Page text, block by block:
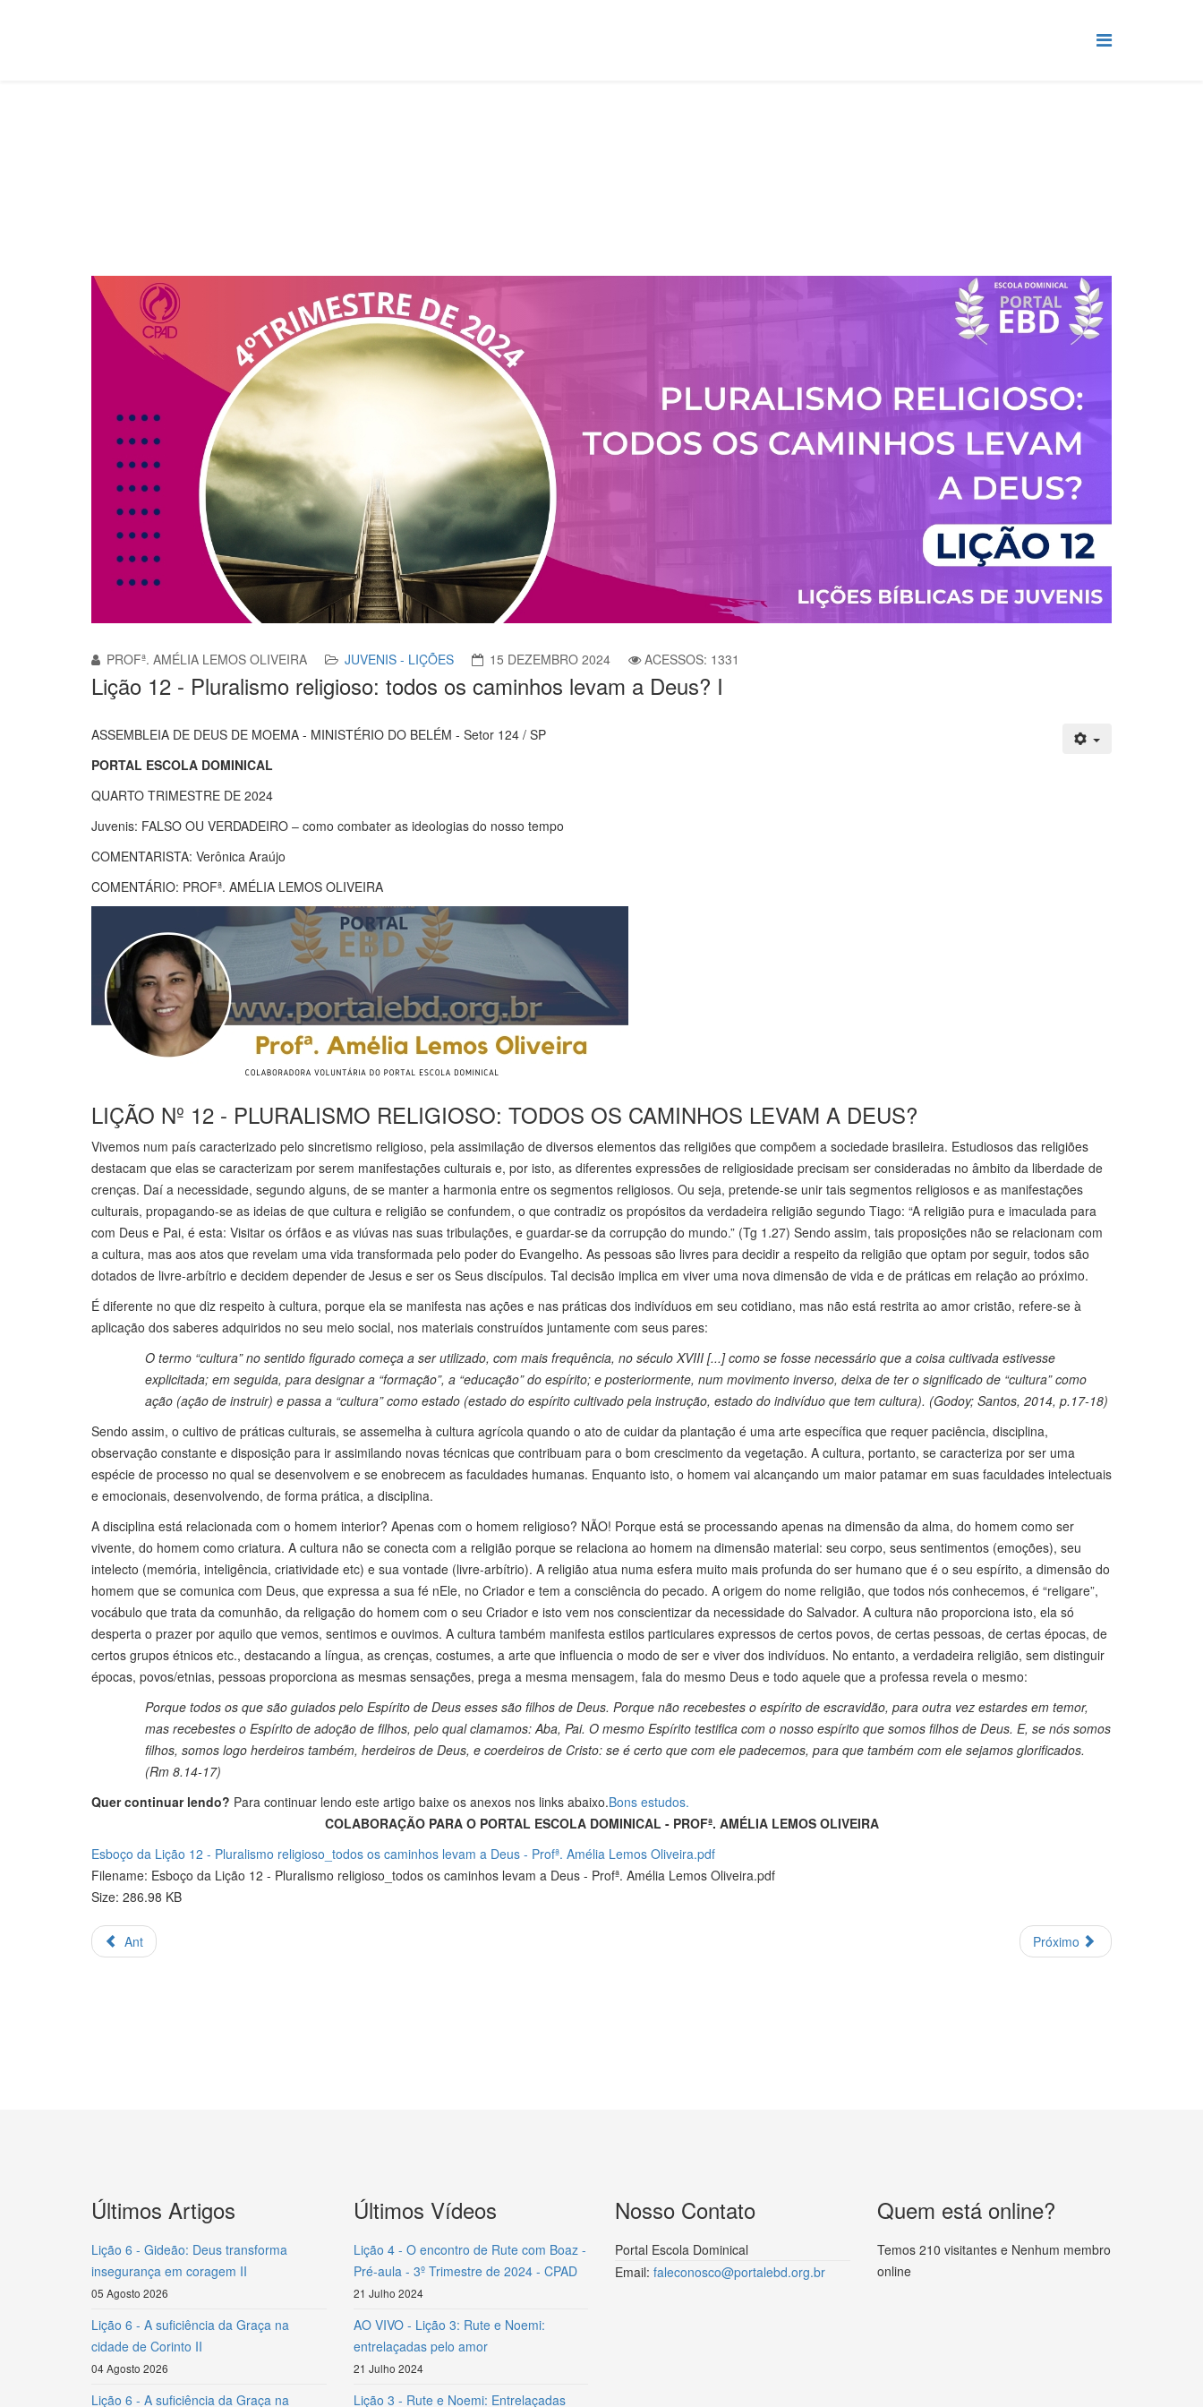
PROFª. AMÉLIA LEMOS OLIVEIRA JUVENIS - LIÇÕES 15 DEZEMBRO 2024 ACESSOS: 1331
Lição 12 - Pluralismo religioso: todos os caminhos levam a Deus? I
ASSEMBLEIA DE DEUS DE MOEMA - MINISTÉRIO DO BELÉM - Setor 124 / SP
PORTAL ESCOLA DOMINICAL
QUARTO TRIMESTRE DE 2024
Juvenis: FALSO OU VERDADEIRO – como combater as ideologias do nosso tempo
COMENTARISTA: Verônica Araújo
COMENTÁRIO: PROFª. AMÉLIA LEMOS OLIVEIRA
LIÇÃO Nº 12 - PLURALISMO RELIGIOSO: TODOS OS CAMINHOS LEVAM A DEUS?
Vivemos num país caracterizado pelo sincretismo religioso, pela assimilação de diversos elementos das religiões que compõem a sociedade brasileira. Estudiosos das religiões
destacam que elas se caracterizam por serem manifestações culturais e, por isto, as diferentes expressões de religiosidade precisam ser consideradas no âmbito da liberdade de
crenças. Daí a necessidade, segundo alguns, de se manter a harmonia entre os segmentos religiosos. Ou seja, pretende-se unir tais segmentos religiosos e as manifestações
culturais, propagando-se as ideias de que cultura e religião se confundem, o que contradiz os propósitos da verdadeira religião segundo Tiago: “A religião pura e imaculada para
com Deus e Pai, é esta: Visitar os órfãos e as viúvas nas suas tribulações, e guardar-se da corrupção do mundo.” (Tg 1.27) Sendo assim, tais proposições não se relacionam com
a cultura, mas aos atos que revelam uma vida transformada pelo poder do Evangelho. As pessoas são livres para decidir a respeito da religião que optam por seguir, todos são
dotados de livre-arbítrio e decidem depender de Jesus e ser os Seus discípulos. Tal decisão implica em viver uma nova dimensão de vida e de práticas em relação ao próximo.
É diferente no que diz respeito à cultura, porque ela se manifesta nas ações e nas práticas dos indivíduos em seu cotidiano, mas não está restrita ao amor cristão, refere-se à
aplicação dos saberes adquiridos no seu meio social, nos materiais construídos juntamente com seus pares:
O termo “cultura” no sentido figurado começa a ser utilizado, com mais frequência, no século XVIII [...] como se fosse necessário que a coisa cultivada estivesse
explicitada; em seguida, para designar a “formação”, a “educação” do espírito; e posteriormente, num movimento inverso, deixa de ter o significado de “cultura” como
ação (ação de instruir) e passa a “cultura” como estado (estado do espírito cultivado pela instrução, estado do indivíduo que tem cultura). (Godoy; Santos, 2014, p.17-18)
Sendo assim, o cultivo de práticas culturais, se assemelha à cultura agrícola quando o ato de cuidar da plantação é uma arte específica que requer paciência, disciplina,
observação constante e disposição para ir assimilando novas técnicas que contribuam para o bom crescimento da vegetação. A cultura, portanto, se caracteriza por ser uma
espécie de processo no qual se desenvolvem e se enobrecem as faculdades humanas. Enquanto isto, o homem vai alcançando um maior patamar em suas faculdades intelectuais
e emocionais, desenvolvendo, de forma prática, a disciplina.
A disciplina está relacionada com o homem interior? Apenas com o homem religioso? NÃO! Porque está se processando apenas na dimensão da alma, do homem como ser
vivente, do homem como criatura. A cultura não se conecta com a religião porque se relaciona ao homem na dimensão material: seu corpo, seus sentimentos (emoções), seu
intelecto (memória, inteligência, criatividade etc) e sua vontade (livre-arbítrio). A religião atua numa esfera muito mais profunda do ser humano que é o seu espírito, a dimensão do
homem que se comunica com Deus, que expressa a sua fé nEle, no Criador e tem a consciência do pecado. A origem do nome religião, que todos nós conhecemos, é “religare”,
vocábulo que trata da comunhão, da religação do homem com o seu Criador e isto vem nos conscientizar da necessidade do Salvador. A cultura não proporciona isto, ela só
desperta o prazer por aquilo que vemos, sentimos e ouvimos. A cultura também manifesta estilos particulares expressos de certos povos, de certas pessoas, de certas épocas, de
certos grupos étnicos etc., destacando a língua, as crenças, costumes, a arte que influencia o modo de ser e viver dos indivíduos. No entanto, a verdadeira religião, sem distinguir
épocas, povos/etnias, pessoas proporciona as mesmas sensações, prega a mesma mensagem, fala do mesmo Deus e todo aquele que a professa revela o mesmo:
Porque todos os que são guiados pelo Espírito de Deus esses são filhos de Deus. Porque não recebestes o espírito de escravidão, para outra vez estardes em temor,
mas recebestes o Espírito de adoção de filhos, pelo qual clamamos: Aba, Pai. O mesmo Espírito testifica com o nosso espírito que somos filhos de Deus. E, se nós somos
filhos, somos logo herdeiros também, herdeiros de Deus, e coerdeiros de Cristo: se é certo que com ele padecemos, para que também com ele sejamos glorificados.
(Rm 8.14-17)
Quer continuar lendo? Para continuar lendo este artigo baixe os anexos nos links abaixo.Bons estudos.
COLABORAÇÃO PARA O PORTAL ESCOLA DOMINICAL - PROFª. AMÉLIA LEMOS OLIVEIRA
Esboço da Lição 12 - Pluralismo religioso_todos os caminhos levam a Deus - Profª. Amélia Lemos Oliveira.pdf
Filename: Esboço da Lição 12 - Pluralismo religioso_todos os caminhos levam a Deus - Profª. Amélia Lemos Oliveira.pdf
Size: 286.98 KB
Ant Próximo
Últimos Artigos
Lição 6 - Gideão: Deus transforma
insegurança em coragem II
05 Agosto 2026
Lição 6 - A suficiência da Graça na
cidade de Corinto II
04 Agosto 2026
Lição 6 - A suficiência da Graça na
Últimos Vídeos
Lição 4 - O encontro de Rute com Boaz -
Pré-aula - 3º Trimestre de 2024 - CPAD
21 Julho 2024
AO VIVO - Lição 3: Rute e Noemi:
entrelaçadas pelo amor
21 Julho 2024
Lição 3 - Rute e Noemi: Entrelaçadas
Nosso Contato
Portal Escola Dominical
Email: faleconosco@portalebd.org.br
Quem está online?
Temos 210 visitantes e Nenhum membro
online